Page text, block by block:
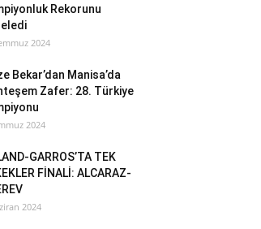
Rekorunu
2024
Bekar’dan Manisa’da
Zafer: 28. Türkiye
2024
GARROS’TA TEK
FİNALİ: ALCARAZ-
2024